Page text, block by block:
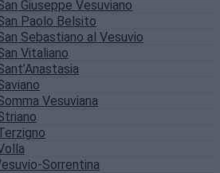
Giuseppe Vesuviano
Paolo Belsito
Sebastiano al Vesuvio
Vitaliano
Vesuviana
Sorrentina